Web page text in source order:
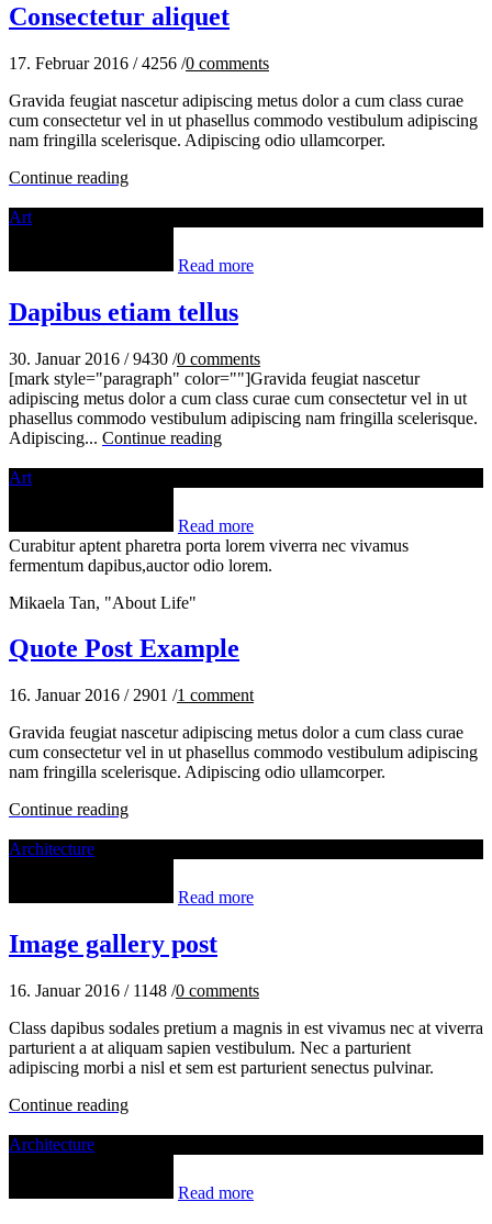
Consectetur aliquet
17. Februar 2016 / 4256 /0 comments
Gravida feugiat nascetur adipiscing metus dolor a cum class curae
cum consectetur vel in ut phasellus commodo vestibulum adipiscing
nam fringilla scelerisque. Adipiscing odio ullamcorper.
Continue reading
Art
Read more
Dapibus etiam tellus
30. Januar 2016 / 9430 /0 comments
[mark style="paragraph" color=""]Gravida feugiat nascetur
adipiscing metus dolor a cum class curae cum consectetur vel in ut
phasellus commodo vestibulum adipiscing nam fringilla scelerisque.
Adipiscing... Continue reading
Art
Read more
Curabitur aptent pharetra porta lorem viverra nec vivamus
fermentum dapibus,auctor odio lorem.
Mikaela Tan, "About Life"
Quote Post Example
16. Januar 2016 / 2901 /1 comment
Gravida feugiat nascetur adipiscing metus dolor a cum class curae
cum consectetur vel in ut phasellus commodo vestibulum adipiscing
nam fringilla scelerisque. Adipiscing odio ullamcorper.
Continue reading
Architecture
Read more
Image gallery post
16. Januar 2016 / 1148 /0 comments
Class dapibus sodales pretium a magnis in est vivamus nec at viverra
parturient a at aliquam sapien vestibulum. Nec a parturient
adipiscing morbi a nisl et sem est parturient senectus pulvinar.
Continue reading
Architecture
Read more